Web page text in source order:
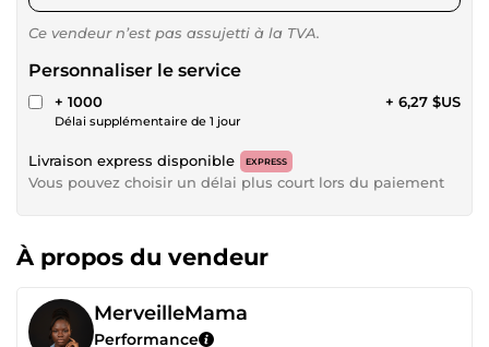
Ce vendeur n’est pas assujetti à la TVA.
Personnaliser le service
+ 1000
Délai supplémentaire de 1 jour
+ 6,27 $US
Livraison express disponible EXPRESS
Vous pouvez choisir un délai plus court lors du paiement
À propos du vendeur
MerveilleMama
Performance